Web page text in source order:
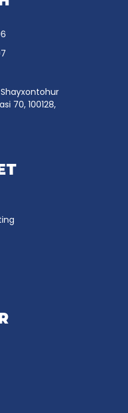
70, 100128,